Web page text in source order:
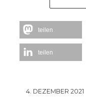
teilen
teilen
4. DEZEMBER 2021
/